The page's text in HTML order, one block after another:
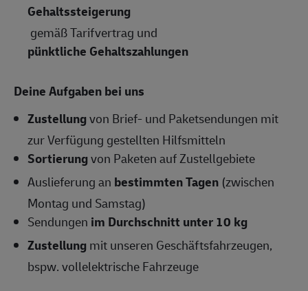
Gehaltssteigerung
gemäß Tarifvertrag und
pünktliche Gehaltszahlungen
Deine Aufgaben bei uns
Zustellungvon Brief- und Paketsendungen mit
zur Verfügung gestellten Hilfsmitteln
Sortierungvon Paketen auf Zustellgebiete
Auslieferung an bestimmten Tagen (zwischen
Montag und Samstag)
Sendungen im Durchschnitt unter 10 kg
Zustellungmit unseren Geschäftsfahrzeugen,
bspw. vollelektrische Fahrzeuge